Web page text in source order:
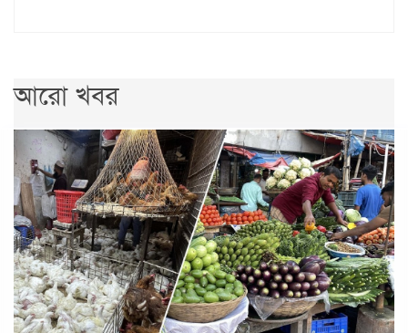
আরো খবর